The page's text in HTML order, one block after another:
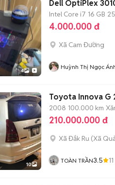
4
Dell OptiPlex
Intel Core i7 16 GB
4.000.000 đ
Xã Cam Đường
Huỳnh Thị Ngọc
10
Toyota Innova G
2008 100.000 km
210.000.000 đ
Xã Đắk Ru (Xã
TOÀN TRẦN3.5 11